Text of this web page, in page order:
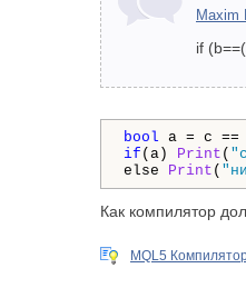
Maxim
if
bool
if (a) Print (
else Print (
Как компилятор
MQL5